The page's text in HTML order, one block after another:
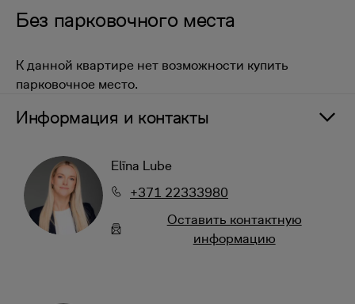
Без парковочного места
К данной квартире нет возможности купить
парковочное место.
Информация и контакты
Elīna Lube
+371 22333980
Oставить контактную
информацию